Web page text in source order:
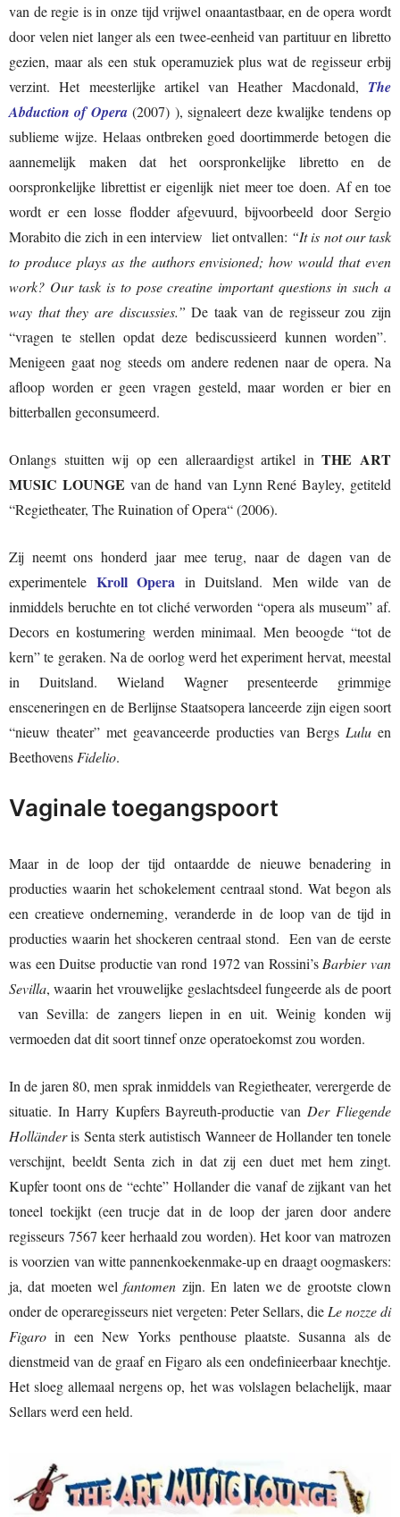
van de regie is in onze tijd vrijwel onaantastbaar, en de opera wordt
door velen niet langer als een twee-eenheid van partituur en libretto
gezien, maar als een stuk operamuziek plus wat de regisseur erbij
verzint. Het meesterlijke artikel van Heather Macdonald, The
Abduction of Opera(2007) ), signaleert deze kwalijke tendens op
sublieme wijze. Helaas ontbreken goed doortimmerde betogen die
aannemelijk maken dat het oorspronkelijke libretto en de
oorspronkelijke librettist er eigenlijk niet meer toe doen. Af en toe
wordt er een losse flodder afgevuurd, bijvoorbeeld door Sergio
Morabito die zich in een interview liet ontvallen: “It is not our task
to produce plays as the authors envisioned; how would that even
work? Our task is to pose creatine important questions in such a
way that they are discussies.” De taak van de regisseur zou zijn
“vragen te stellen opdat deze bediscussieerd kunnen worden”.
Menigeen gaat nog steeds om andere redenen naar de opera. Na
afloop worden er geen vragen gesteld, maar worden er bier en
bitterballen geconsumeerd.
Onlangs stuitten wij op een alleraardigst artikel inTHE ART
MUSIC LOUNGE van de hand van Lynn René Bayley, getiteld
“Regietheater, The Ruination of Opera“ (2006).
Zij neemt ons honderd jaar mee terug, naar de dagen van de
experimentele Kroll Opera in Duitsland. Men wilde van de
inmiddels beruchte en tot cliché verworden “opera als museum” af.
Decors en kostumering werden minimaal. Men beoogde “tot de
kern” te geraken. Na de oorlog werd het experiment hervat, meestal
in Duitsland. Wieland Wagner presenteerde grimmige
ensceneringen en de Berlijnse Staatsopera lanceerde zijn eigen soort
“nieuw theater” met geavanceerde producties van Bergs Lulu en
Beethovens Fidelio.
Vaginale toegangspoort
Maar in de loop der tijd ontaardde de nieuwe benadering in
producties waarin het schokelement centraal stond. Wat begon als
een creatieve onderneming, veranderde in de loop van de tijd in
producties waarin het shockeren centraal stond. Een van de eerste
was een Duitse productie van rond 1972 van Rossini’s Barbier van
Sevilla, waarin het vrouwelijke geslachtsdeel fungeerde als de poort
van Sevilla: de zangers liepen in en uit. Weinig konden wij
vermoeden dat dit soort tinnef onze operatoekomst zou worden.
In de jaren 80, men sprak inmiddels van Regietheater, verergerde de
situatie. In Harry Kupfers Bayreuth-productie van Der Fliegende
Holländeris Senta sterk autistisch Wanneer de Hollander ten tonele
verschijnt, beeldt Senta zich in dat zij een duet met hem zingt.
Kupfer toont ons de “echte” Hollander die vanaf de zijkant van het
toneel toekijkt (een trucje dat in de loop der jaren door andere
regisseurs 7567 keer herhaald zou worden). Het koor van matrozen
is voorzien van witte pannenkoekenmake-up en draagt oogmaskers:
ja, dat moeten welfantomen zijn. En laten we de grootste clown
onder de operaregisseurs niet vergeten: Peter Sellars, die Le nozze di
Figaro in een New Yorks penthouse plaatste. Susanna als de
dienstmeid van de graaf en Figaro als een ondefinieerbaar knechtje.
Het sloeg allemaal nergens op, het was volslagen belachelijk, maar
Sellars werd een held.